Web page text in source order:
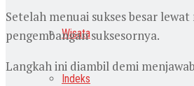
Wisata
Indeks
Setelah menuai sukses besar
pengembangan suksesornya.
Langkah ini diambil demi